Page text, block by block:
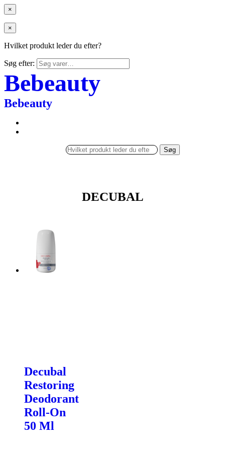
×
×
Hvilket produkt leder du efter?
Søg efter:
Bebeauty
Bebeauty
Søg
DECUBAL
Decubal
Restoring
Deodorant
Roll-On
50 Ml